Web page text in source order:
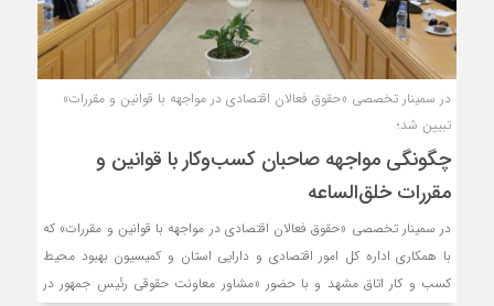
در سمینار تخصصی «حقوق فعالان اقتصادی در مواجهه با قوانین و مقررات»
تبیین شد؛
چگونگی مواجهه صاحبان کسب‌وکار با قوانین و
مقررات خلق‌الساعه
در سمینار تخصصی «حقوق فعالان اقتصادی در مواجهه با قوانین و مقررات» که
با همکاری اداره کل امور اقتصادی و دارایی استان و کمیسیون بهبود محیط
کسب و کار اتاق مشهد و با حضور «مشاور معاونت حقوقی رئیس جمهور در